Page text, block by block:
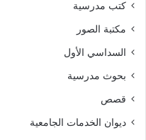
كتب مدرسية
مكتبة الصور
السداسي الأول
بحوث مدرسية
قصص
ديوان الخدمات الجامعية